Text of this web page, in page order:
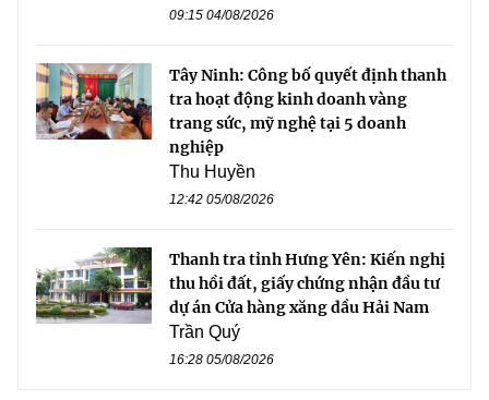
09:15 04/08/2026
Tây Ninh: Công bố quyết định thanh
tra hoạt động kinh doanh vàng
trang sức, mỹ nghệ tại 5 doanh
nghiệp
Thu Huyền
12:42 05/08/2026
Thanh tra tỉnh Hưng Yên: Kiến nghị
thu hồi đất, giấy chứng nhận đầu tư
dự án Cửa hàng xăng dầu Hải Nam
Trần Quý
16:28 05/08/2026